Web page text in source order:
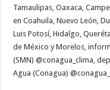
Tamaulipas, Oaxaca,
en Coahuila, Nuevo León,
Luis Potosí, Hidalgo,
de México y Morelos,
(SMN) @conagua_clima,
Agua (Conagua)